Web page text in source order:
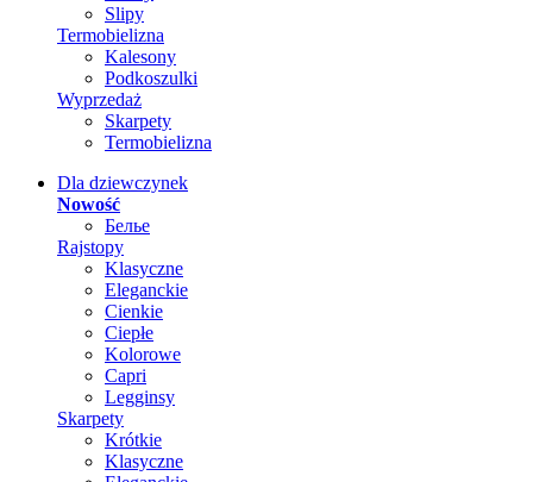
Slipy
Termobielizna
Kalesony
Podkoszulki
Wyprzedaż
Skarpety
Termobielizna
Dla dziewczynek
Nowość
Белье
Rajstopy
Klasyczne
Eleganckie
Cienkie
Ciepłe
Kolorowe
Capri
Legginsy
Skarpety
Krótkie
Klasyczne